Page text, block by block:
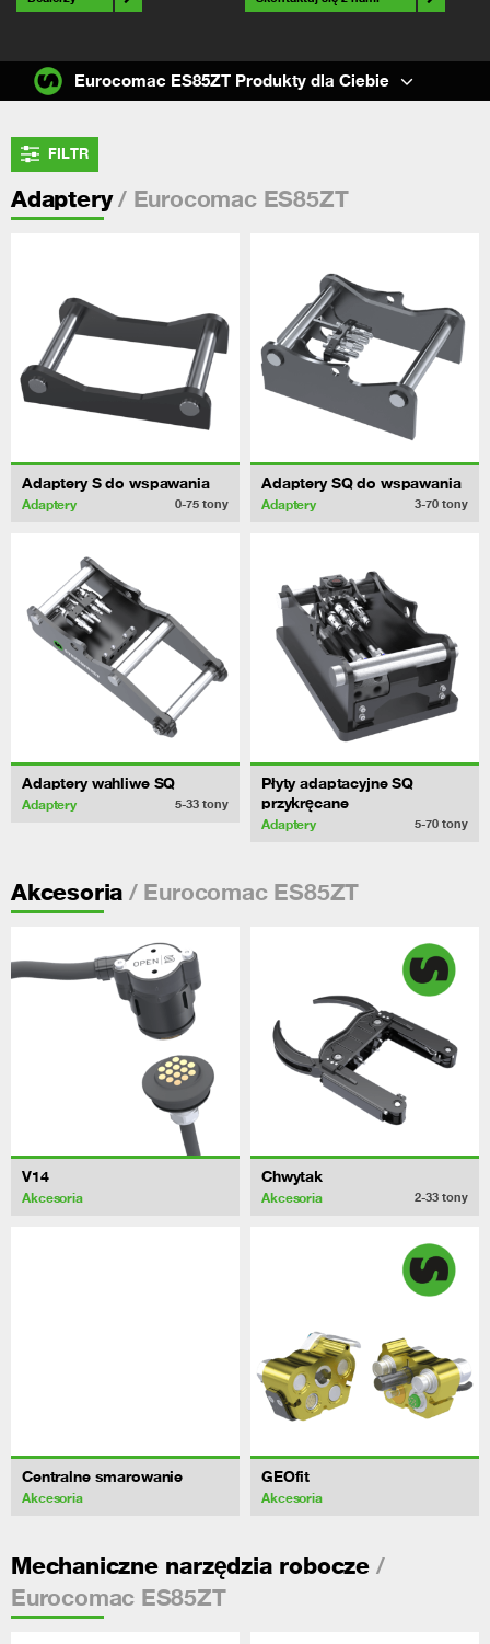
FILTR
Adaptery/ Eurocomac ES85ZT
Adaptery S do wspawania
Adaptery 0-75 tony
Adaptery SQ do wspawania
Adaptery 3-70 tony
Adaptery wahliwe SQ
Adaptery 5-33 tony
Płyty adaptacyjne SQ
przykręcane
Adaptery 5-70 tony
Akcesoria / Eurocomac ES85ZT
V14
Akcesoria
Chwytak
Akcesoria 2-33 tony
Centralne smarowanie
Akcesoria
GEOfit
Akcesoria
Mechaniczne narzędzia robocze/
Eurocomac ES85ZT
Eurocomac ES85ZT Produkty dla Ciebie